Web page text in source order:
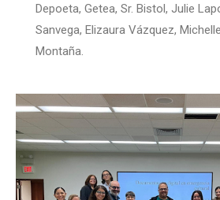
Depoeta, Getea, Sr. Bistol, Julie
Sanvega, Elizaura Vázquez,
Montaña.